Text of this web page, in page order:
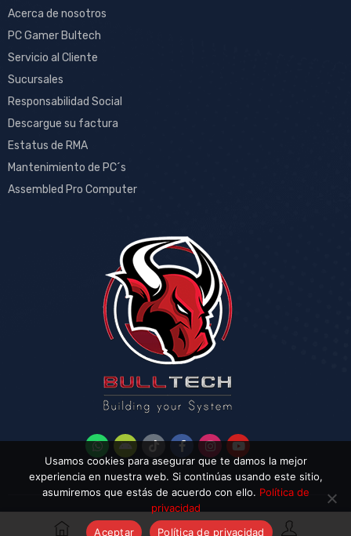
Acerca de nosotros
PC Gamer Bultech
Servicio al Cliente
Sucursales
Responsabilidad Social
Descargue su factura
Estatus de RMA
Mantenimiento de PC´s
Assembled Pro Computer
Usamos cookies para asegurar que te damos la mejor
experiencia en nuestra web. Si continúas usando este sitio,
asumiremos que estás de acuerdo con ello. Política de
privacidad
Aceptar
Política de privacidad